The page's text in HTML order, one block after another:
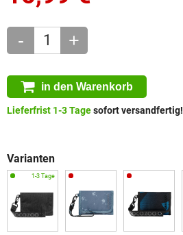
- +
in den Warenkorb
Lieferfrist 1-3 Tagesofort versandfertig!
Varianten